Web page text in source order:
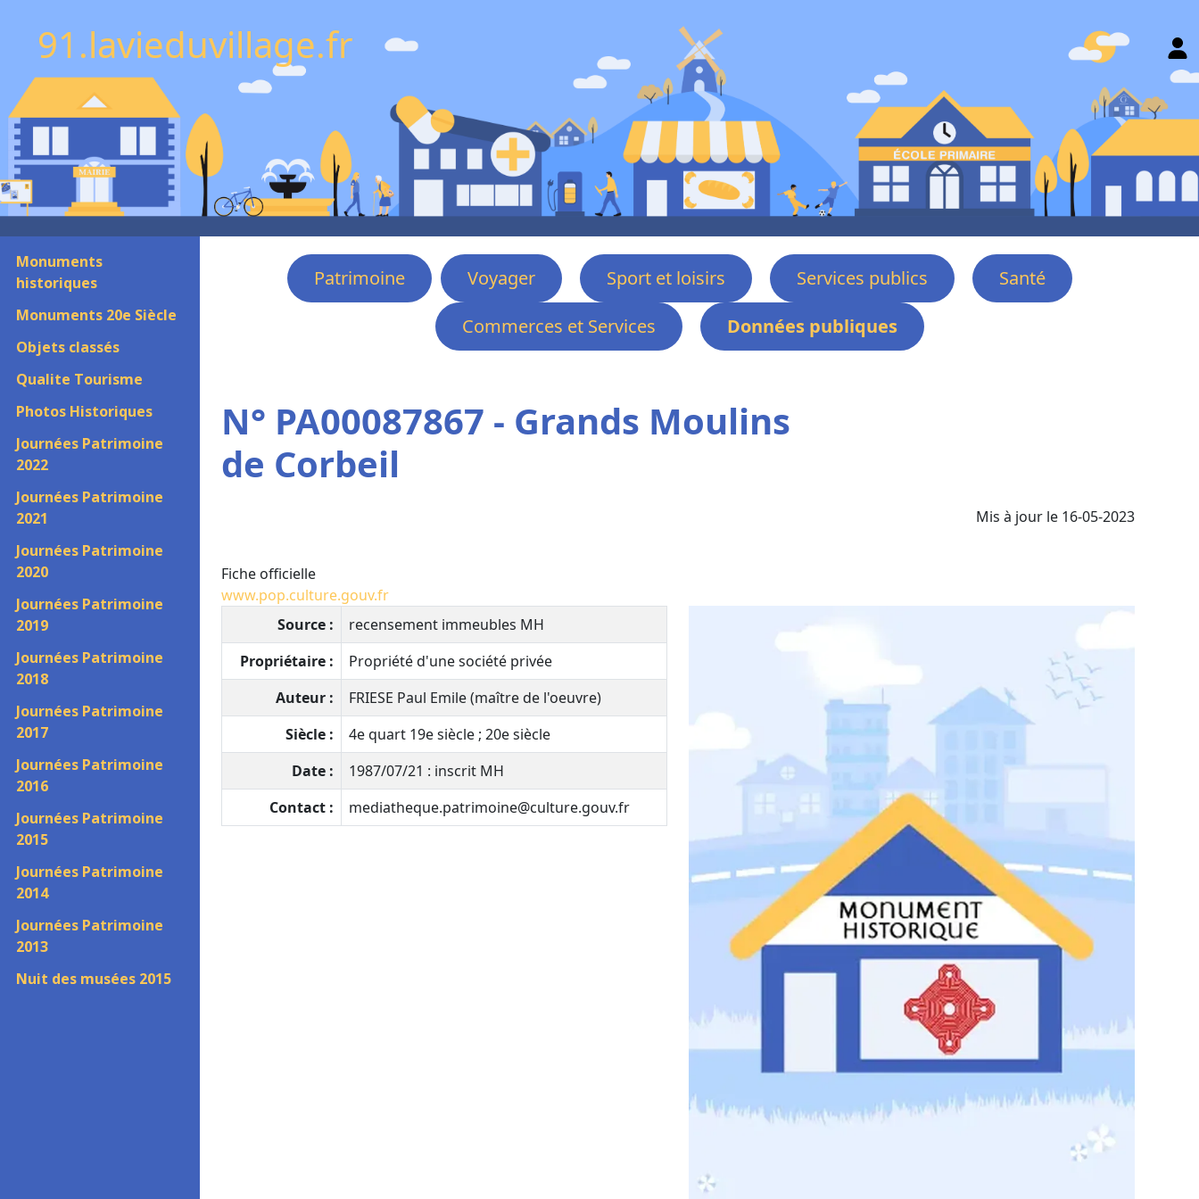
91.lavieduvillage.fr
Monuments
historiques
Monuments 20e Siècle
Objets classés
Qualite Tourisme
Photos Historiques
Journées Patrimoine
2022
Journées Patrimoine
2021
Journées Patrimoine
2020
Journées Patrimoine
2019
Journées Patrimoine
2018
Journées Patrimoine
2017
Journées Patrimoine
2016
Journées Patrimoine
2015
Journées Patrimoine
2014
Journées Patrimoine
2013
Nuit des musées 2015
Patrimoine Voyager Sport et loisirs Services publics
Santé
Commerces et Services
Données publiques
N° PA00087867 - Grands Moulins
de Corbeil
Mis à jour le 16-05-2023
Fiche officielle
www.pop.culture.gouv.fr
Source :
recensement immeubles MH
Propriétaire :
Propriété d'une société privée
Auteur :
FRIESE Paul Emile (maître de l'oeuvre)
Siècle :
4e quart 19e siècle ; 20e siècle
Date :
1987/07/21 : inscrit MH
Contact :
mediatheque.patrimoine@culture.gouv.fr